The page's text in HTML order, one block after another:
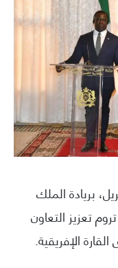
اليوم الجمعة 28 أبريل، بريادة الملك
تعزيز التعاون
الإفريقية.